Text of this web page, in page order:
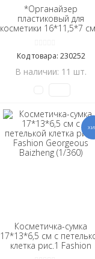
*Органайзер
пластиковый для
косметики 16*11,5*7
Код товара: 230252
В наличии: 11 шт.
Косметичка-сумка
17*13*6,5 см с
клетка рис.1 Fashion